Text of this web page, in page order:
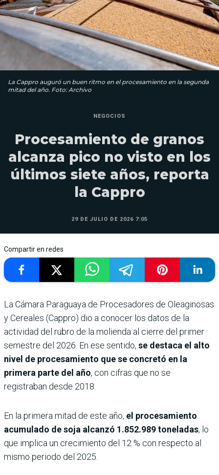
La Cappro auguró un buen ritmo en el procesamiento en la segunda
mitad del año. Foto: Archivo
NEGOCIOS
Procesamiento de granos
alcanza pico no visto en los
últimos siete años, reporta
la Cappro
29 DE JULIO DE 2026 7:05
Compartir en redes
La Cámara Paraguaya de Procesadores de Oleaginosas
y Cereales (Cappro) dio a conocer los datos de la
actividad del rubro de la molienda al cierre del primer
semestre del 2026. En ese sentido, se destaca el alto
nivel de procesamiento que se concretó en la
primera parte del año, con cifras que no se
registraban desde 2018.
En la primera mitad de este año, el procesamiento
acumulado de soja alcanzó 1.852.989 toneladas, lo
que implica un crecimiento del 12 % con respecto al
mismo periodo del 2025.